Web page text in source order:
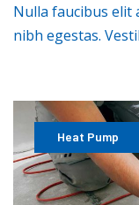
Nulla faucibus elit
nibh egestas.
Heat Pump